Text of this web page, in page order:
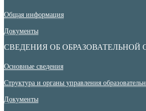
Общая информация
Документы
СВЕДЕНИЯ ОБ ОБРАЗОВАТЕЛЬНОЙ
Основные сведения
Структура и органы управления
Документы